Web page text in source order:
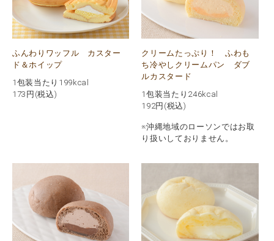
ふんわりワッフル カスター
ド＆ホイップ
1包装当たり199kcal
173 円(税込)
クリームたっぷり！ ふわも
ち冷やしクリームパン ダブ
ルカスタード
1包装当たり246kcal
192円(税込)
※沖縄地域のローソンではお取
り扱いしておりません。